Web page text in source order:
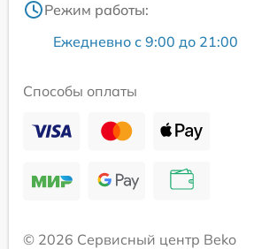
Режим работы:
Ежедневно с 9:00 до 21:00
Способы оплаты
© 2026 Сервисный центр Beko